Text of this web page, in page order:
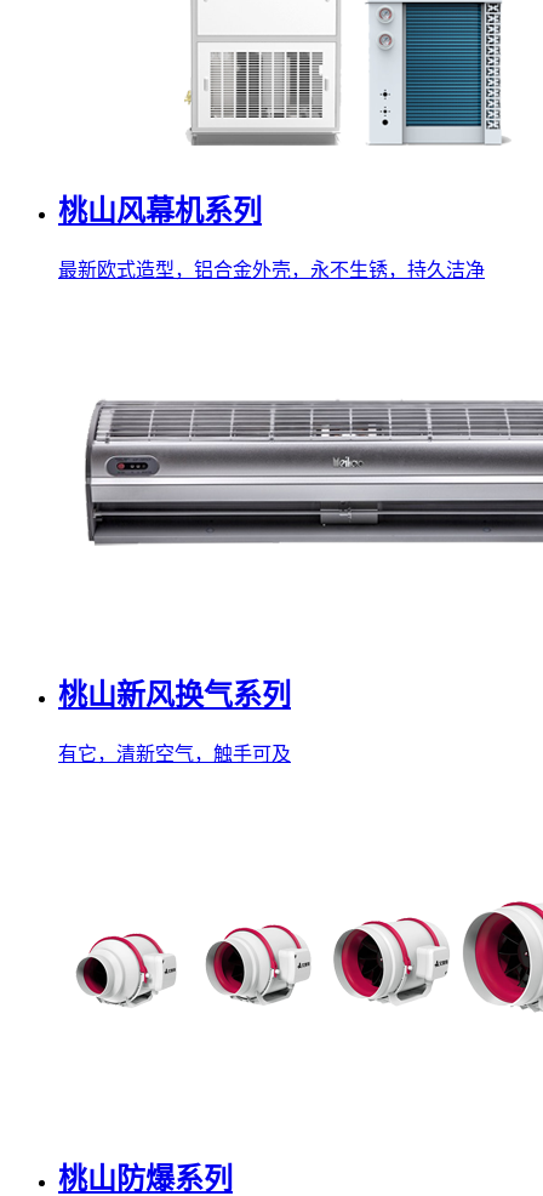
桃山风幕机系列
最新欧式造型，铝合金外壳，永不生锈，持久洁净
桃山新风换气系列
有它，清新空气，触手可及
桃山防爆系列